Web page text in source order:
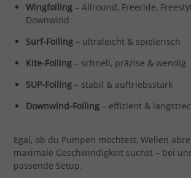
Wingfoiling– Allround, Freeride,
Downwind
Surf-Foiling– ultraleicht & spielerisch
Kite-Foiling– schnell, präzise & wendig
SUP-Foiling– stabil & auftriebsstark
Downwind-Foiling– effizient &
Egal, ob du Pumpen möchtest, Wellen
maximale Geschwindigkeit suchst – bei
passende Setup.